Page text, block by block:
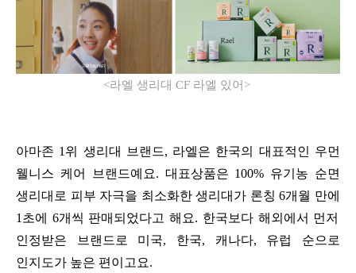
<라엘 생리대 CF 라엘 있어 >
아마존 1 위 생리대 브랜드, 라엘은 한국의 대표적인 우먼
웰니스 케어 브랜드예요. 대표상품은 100% 유기농 순면
생리대로 피부 자극을 최소화한 생리대가 론칭 6개월 만에
1 초에 6개씩 판매되었다고 해요. 한국보다 해외에서 먼저
인정받은 브랜드로 미국, 한국, 캐나다, 유럽 순으로
인지도가 높은 편이고요.